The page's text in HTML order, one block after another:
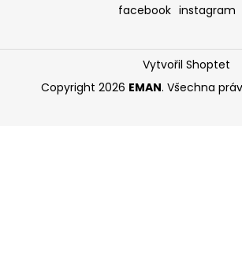
facebook instagram
Vytvořil Shoptet
Copyright 2026 EMAN. Všechna